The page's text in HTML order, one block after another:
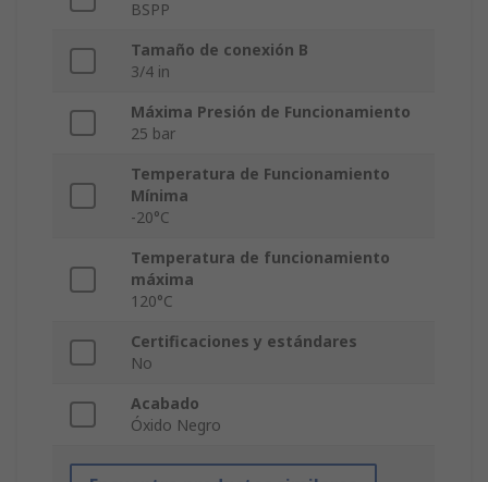
BSPP
Tamaño de conexión B
3/4 in
Máxima Presión de Funcionamiento
25 bar
Temperatura de Funcionamiento
Mínima
-20°C
Temperatura de funcionamiento
máxima
120°C
Certificaciones y estándares
No
Acabado
Óxido Negro